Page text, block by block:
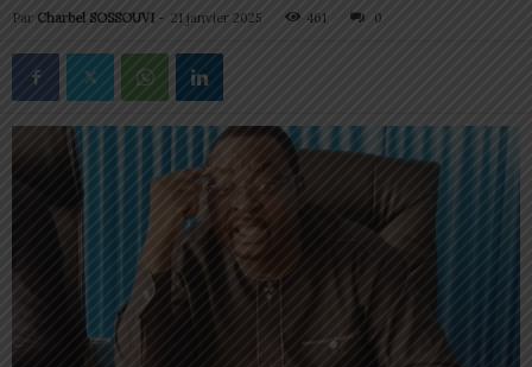
Par Charbel SOSSOUVI - 21 janvier 2025 461 0